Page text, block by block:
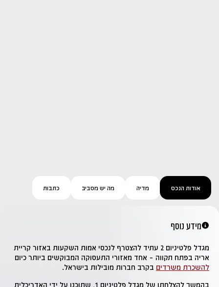
אודות הנכס מדיה מה יש מסביב כתבות
מידע נוסף
מגדל פלטיניום 2 עתיד להצטרף לנכסי אמות השקעות באזור קריית
אריה בפתח תקווה – אחד מאזורי התעסוקה המבוקשים ביותר כיום
להשכרת משרדים בקרב חברות מובילות בישראל.
בהמשך להצלחתו של מגדל פלטיניום 1, שתוכנן על ידי האדריכלית